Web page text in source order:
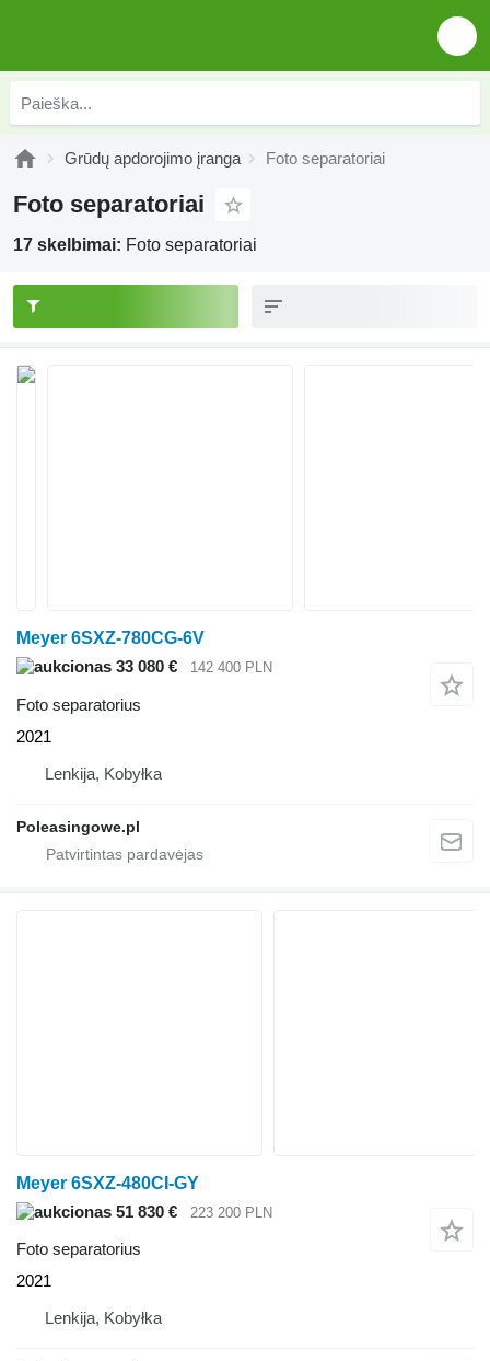
Grūdų apdorojimo įranga Foto separatoriai
Foto separatoriai
17 skelbimai: Foto separatoriai
Meyer 6SXZ-780CG-6V
33 080 €
142 400 PLN
Foto separatorius
2021
Lenkija, Kobyłka
Poleasingowe.pl
Meyer 6SXZ-480CI-GY
51 830 €
223 200 PLN
Foto separatorius
2021
Lenkija, Kobyłka